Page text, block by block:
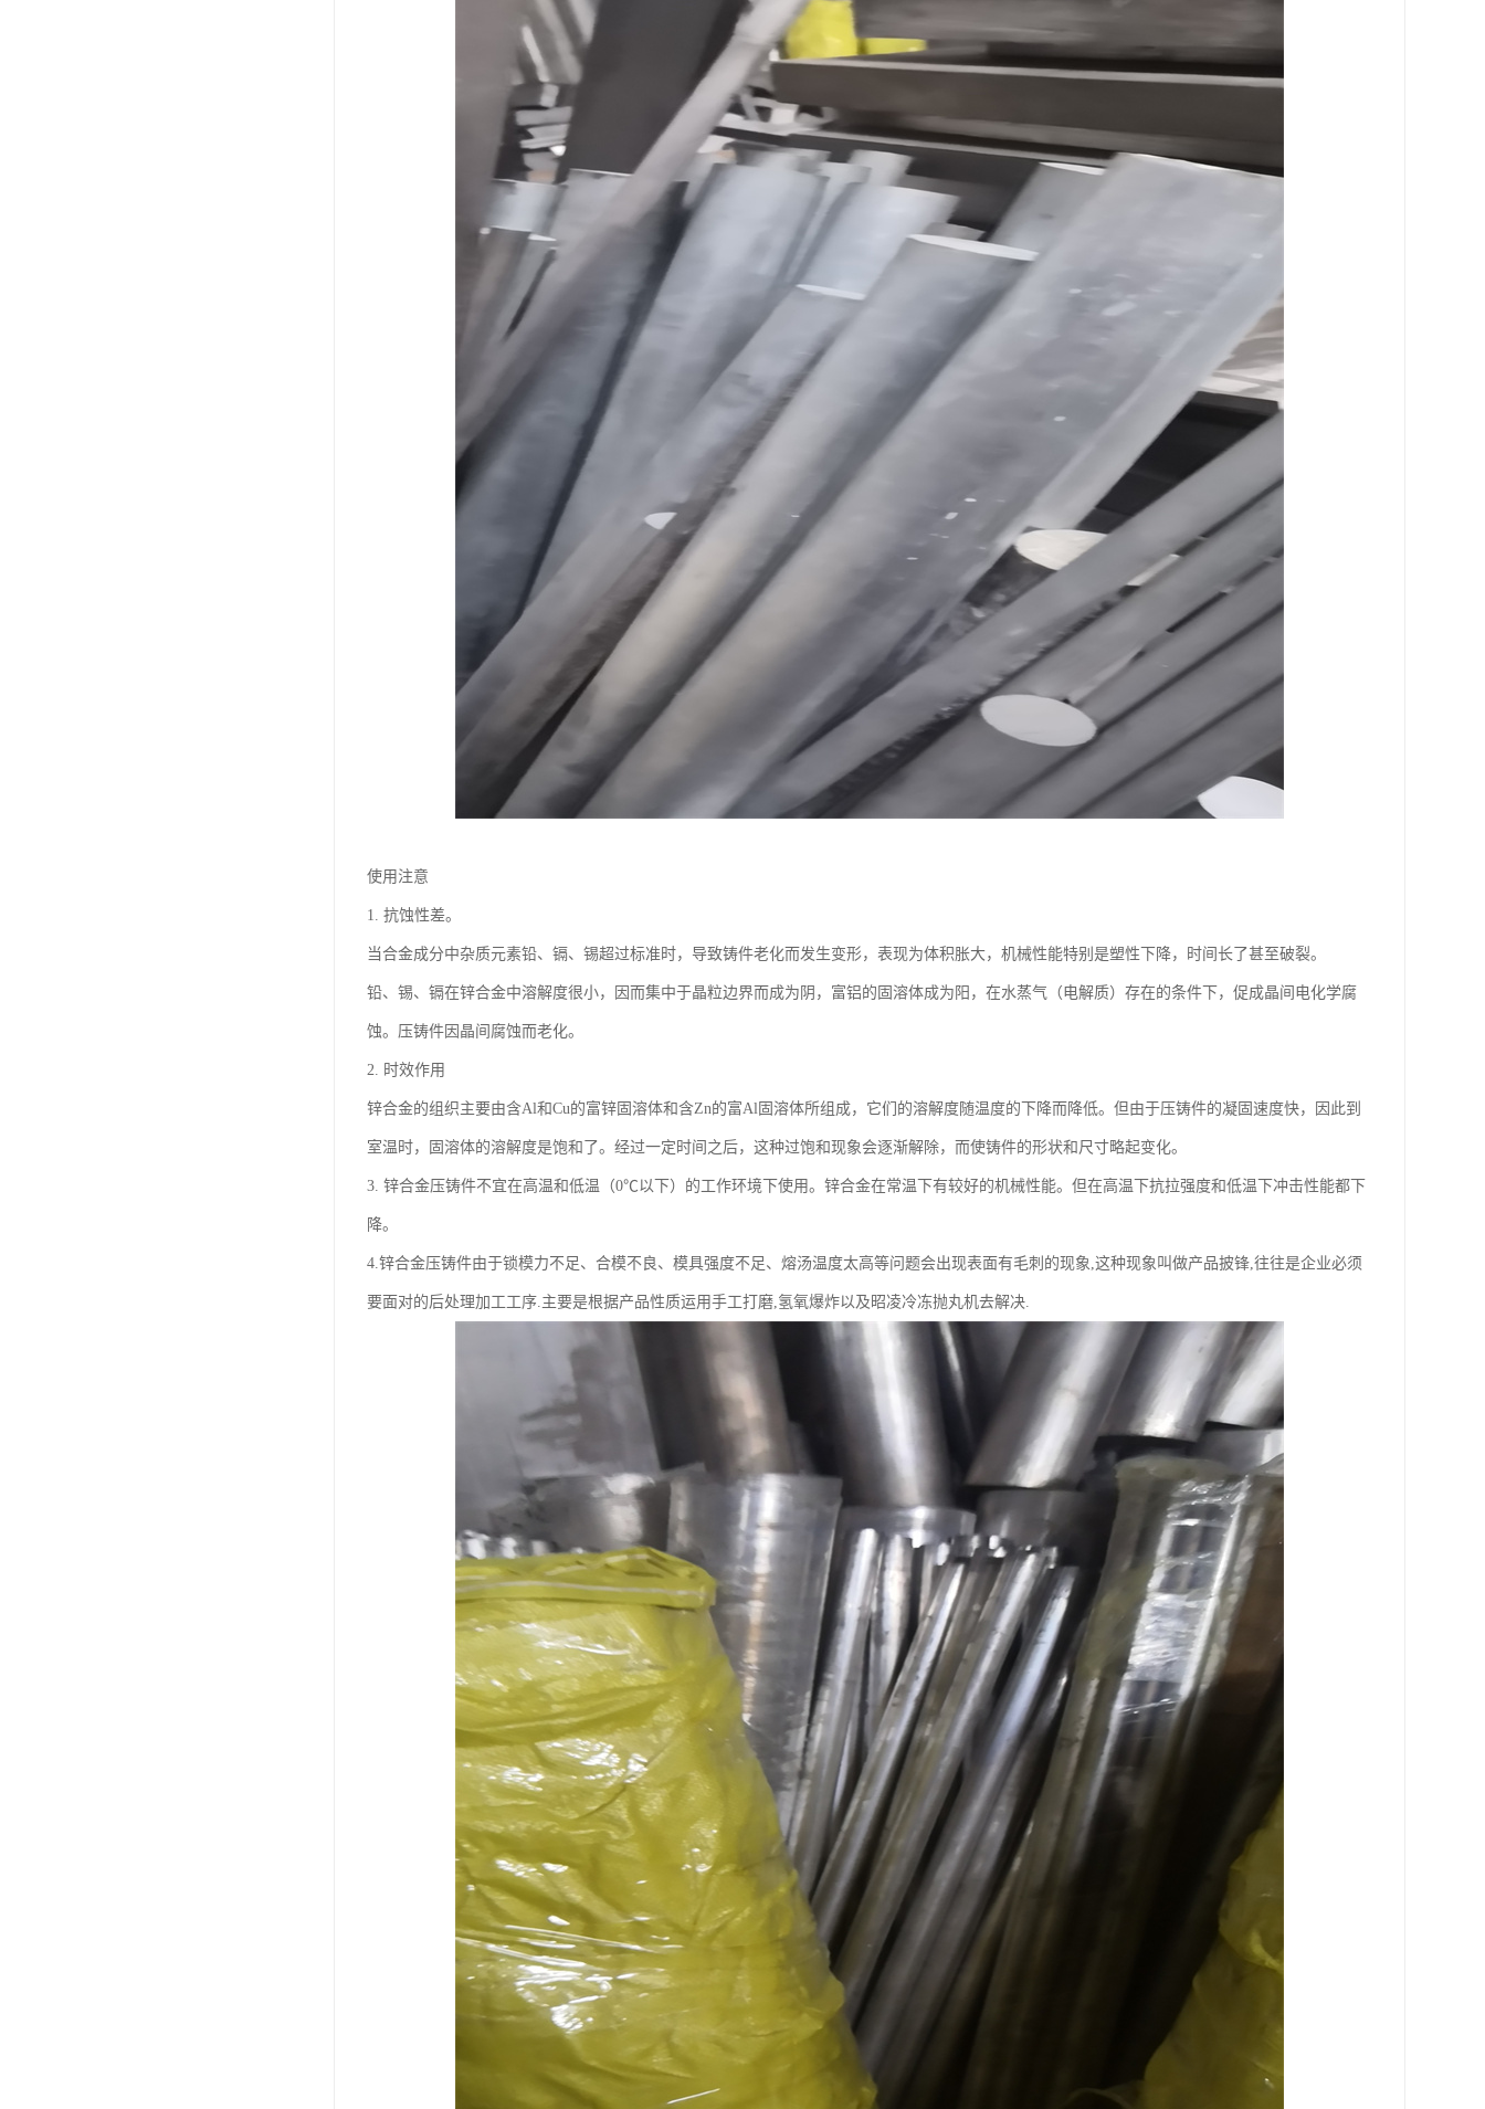
使用注意
1. 抗蚀性差。
当合金成分中杂质元素铅、镉、锡超过标准时，导致铸件老化而发生变形，表现为体积胀大，机械性能特别是塑性下降，时间长了甚至破裂。
铅、锡、镉在锌合金中溶解度很小，因而集中于晶粒边界而成为阴，富铝的固溶体成为阳，在水蒸气（电解质）存在的条件下，促成晶间电化学腐
蚀。压铸件因晶间腐蚀而老化。
2. 时效作用
锌合金的组织主要由含Al和Cu的富锌固溶体和含Zn的富Al固溶体所组成，它们的溶解度随温度的下降而降低。但由于压铸件的凝固速度快，因此到
室温时，固溶体的溶解度是饱和了。经过一定时间之后，这种过饱和现象会逐渐解除，而使铸件的形状和尺寸略起变化。
3. 锌合金压铸件不宜在高温和低温（0℃以下）的工作环境下使用。锌合金在常温下有较好的机械性能。但在高温下抗拉强度和低温下冲击性能都下
降。
4.锌合金压铸件由于锁模力不足、合模不良、模具强度不足、熔汤温度太高等问题会出现表面有毛刺的现象,这种现象叫做产品披锋,往往是企业必须
要面对的后处理加工工序.主要是根据产品性质运用手工打磨,氢氧爆炸以及昭凌冷冻抛丸机去解决.